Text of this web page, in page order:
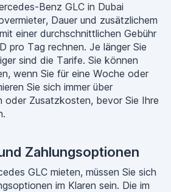
Benz GLC in Dubai
Dauer und zusätzlichem
einer durchschnittlichen Gebühr
pro Tag rechnen. Je länger Sie
sind die Tarife. Sie können
wenn Sie für eine Woche oder
Sie sich immer über
oder Zusatzkosten, bevor Sie Ihre
Zahlungsoptionen
GLC mieten, müssen Sie sich
im Klaren sein. Die im